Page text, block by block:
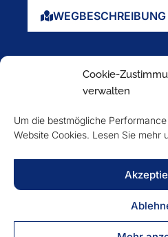
Cookie-
verwalten
Um die bestmögliche
Website Cookies. Lesen Sie mehr
WEGBESCHREIBUNG
Mitglieder
VERFOLGEN